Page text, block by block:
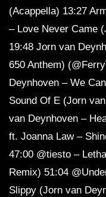
(Acappella) 13:27
– Love Never Came
19:48 Jorn van
650 Anthem)
Deynhoven – We
Sound Of E (Jorn
van Deynhoven –
ft. Joanna Law –
47:00 @tiesto –
Remix) 51:04
Slippy (Jorn van